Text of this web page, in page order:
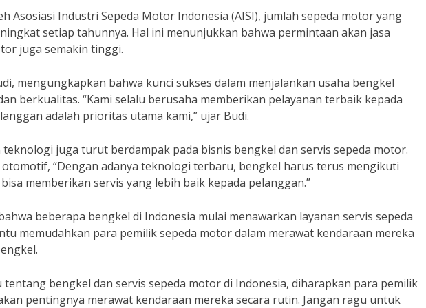
Asosiasi Industri Sepeda Motor Indonesia (AISI), jumlah sepeda motor yang
setiap tahunnya. Hal ini menunjukkan bahwa permintaan akan jasa
juga semakin tinggi.
mengungkapkan bahwa kunci sukses dalam menjalankan usaha bengkel
berkualitas. “Kami selalu berusaha memberikan pelayanan terbaik kepada
adalah prioritas utama kami,” ujar Budi.
juga turut berdampak pada bisnis bengkel dan servis sepeda motor.
“Dengan adanya teknologi terbaru, bengkel harus terus mengikuti
memberikan servis yang lebih baik kepada pelanggan.”
beberapa bengkel di Indonesia mulai menawarkan layanan servis sepeda
memudahkan para pemilik sepeda motor dalam merawat kendaraan mereka
bengkel dan servis sepeda motor di Indonesia, diharapkan para pemilik
pentingnya merawat kendaraan mereka secara rutin. Jangan ragu untuk